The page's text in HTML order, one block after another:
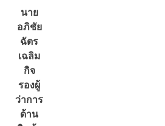
นาย
อภิชัย
ฉัตร
เฉลิม
กิจ
รองผู้
ว่าการ
ด้าน